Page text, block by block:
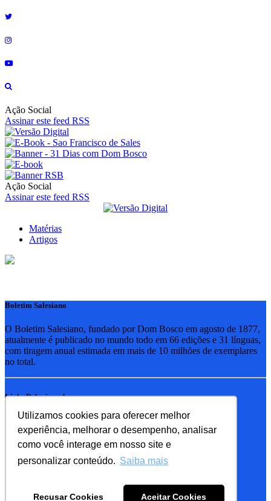
Utilizamos cookies para oferecer melhor
experiência, melhorar o desempenho, analisar
como você interage em nosso site e
personalizar conteúdo. Saiba mais
Recusar Cookies Aceitar Cookies
Ação Social
Assinar este feed RSS
Ação Social
Assinar este feed RSS
Matérias
Artigos
Boletim Salesiano
O Boletim Salesiano, fundado por Dom Bosco em agosto de 1877,
atualmente é publicado no mundo todo em 66 edições e 31 línguas,
com tiragem anual estimada em mais de 10 milhões de exemplares
no total.
Links Relacionados
RSB - Rede Salesiana Brasil
EDEBE - Editora
UPV - União pela Vida
Familia Salesiana
SDB - Salesianos de Dom Bosco